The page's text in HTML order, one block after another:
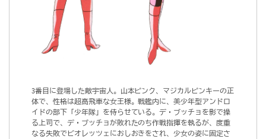
3番目に登場した敵宇宙人。山本ピンク、マジカルピンキーの正
体で、性格は超高飛車な女王様。戦艦内に、美少年型アンドロ
イドの部下「少年隊」を侍らせている。デ・ブッチョを影で操
る上司で、デ・ブッチョが敗れたのち作戦指揮を執るが、度重
なる失敗でビオレッツェにおしおきをされ、少女の姿に固定さ